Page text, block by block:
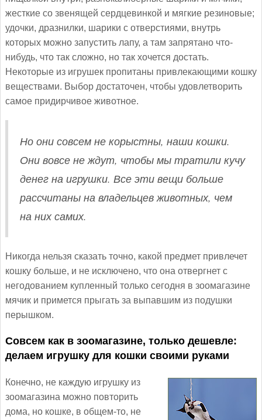
жесткие со звенящей сердцевинкой и мягкие резиновые;
удочки, дразнилки, шарики с отверстиями, внутрь
которых можно запустить лапу, а там запрятано что-
нибудь, что так сложно, но так хочется достать.
Некоторые из игрушек пропитаны привлекающими кошку
веществами. Выбор достаточен, чтобы удовлетворить
самое придирчивое животное.
Но они совсем не корыстны, наши кошки.
Они вовсе не ждут, чтобы мы тратили кучу
денег на игрушки. Все эти вещи больше
рассчитаны на владельцев животных, чем
на них самих.
Никогда нельзя сказать точно, какой предмет привлечет
кошку больше, и не исключено, что она отвергнет с
негодованием купленный только сегодня в зоомагазине
мячик и примется прыгать за выпавшим из подушки
перышком.
Совсем как в зоомагазине, только дешевле:
делаем игрушку для кошки своими руками
Конечно, не каждую игрушку из
зоомагазина можно повторить
дома, но кошке, в общем-то, не